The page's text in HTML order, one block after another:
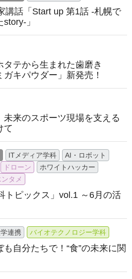
講話「Start up 第1話 -札幌で
」
タテから生まれた歯磨き
キパウダー」新発売！
未来のスポーツ現場を支える
て
ITメディア学科
AI・ロボット
ドローン
ホワイトハッカー
タメ
トピックス」vol.1 ～6月の活
連携 バイオテクノロジー学科
も自分たちで！“食”の未来に関